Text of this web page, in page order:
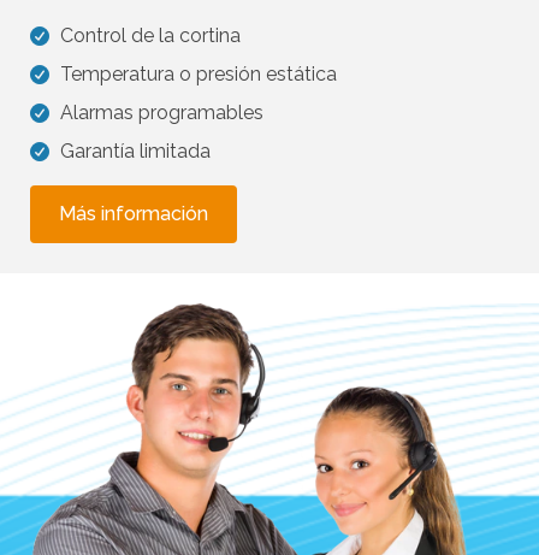
Control de la cortina
Temperatura o presión estática
Alarmas programables
Garantía limitada
Más información